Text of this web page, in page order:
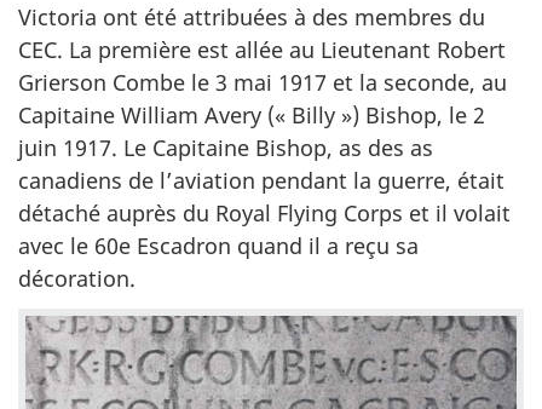
Victoria ont été attribuées à des membres du
CEC. La première est allée au Lieutenant Robert
Grierson Combe le 3 mai 1917 et la seconde, au
Capitaine William Avery (« Billy ») Bishop, le 2
juin 1917. Le Capitaine Bishop, as des as
canadiens de l’aviation pendant la guerre, était
détaché auprès du Royal Flying Corps et il volait
avec le 60e Escadron quand il a reçu sa
décoration.